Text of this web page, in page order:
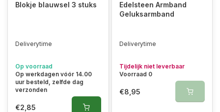
Blokje blauwsel 3 stuks
Deliverytime
Op voorraad
Op werkdagen vóór 14.00
uur besteld, zelfde dag
verzonden
€2,85
Edelsteen Armband
Geluksarmband
Deliverytime
Tijdelijk niet leverbaar
Voorraad 0
€8,95